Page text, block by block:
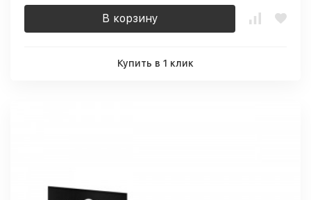
В корзину
Купить в 1 клик